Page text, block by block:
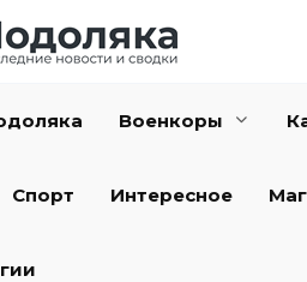
Военкоры
Спорт Интересное